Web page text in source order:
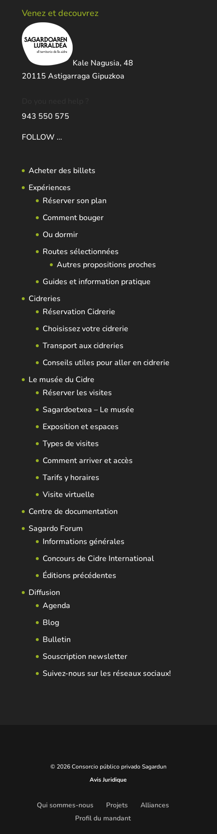
Venez et decouvrez
Kale Nagusia, 48
20115 Astigarraga Gipuzkoa
943 550 575
FOLLOW …
Acheter des billets
Expériences
Réserver son plan
Comment bouger
Ou dormir
Routes sélectionnées
Autres propositions proches
Guides et information pratique
Cidreries
Réservation Cidrerie
Choisissez votre cidrerie
Transport aux cidreries
Conseils utiles pour aller en cidrerie
Le musée du Cidre
Réserver les visites
Sagardoetxea – Le musée
Exposition et espaces
Types de visites
Comment arriver et accès
Tarifs y horaires
Visite virtuelle
Centre de documentation
Sagardo Forum
Informations générales
Concours de Cidre International
Éditions précédentes
Diffusion
Agenda
Blog
Bulletin
Souscription newsletter
Suivez-nous sur les réseaux sociaux!
© 2026 Consorcio público privado Sagardun
Avis Juridique
Qui sommes-nous Projets
Alliances
Profil du mandant